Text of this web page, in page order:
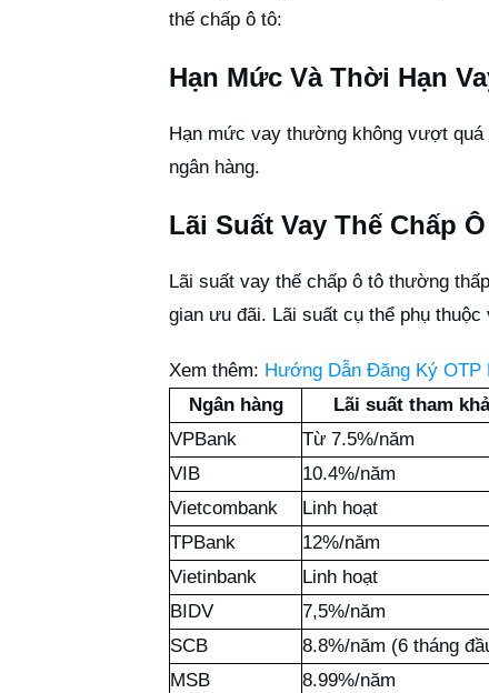
thế chấp ô tô:
Hạn Mức Và Thời Hạn
Hạn mức vay thường không vượt
ngân hàng.
Lãi Suất Vay Thế Chấp
Lãi suất vay thế chấp ô tô thường
gian ưu đãi. Lãi suất cụ thể phụ
Xem thêm: Hướng Dẫn Đăng Ký
Ngân hàng
Lãi suất tham
VPBank
Từ 7.5%/năm
VIB
10.4%/năm
Vietcombank
Linh hoạt
TPBank
12%/năm
Vietinbank
Linh hoạt
BIDV
7,5%/năm
SCB
8.8%/năm (6 tháng
MSB
8.99%/năm